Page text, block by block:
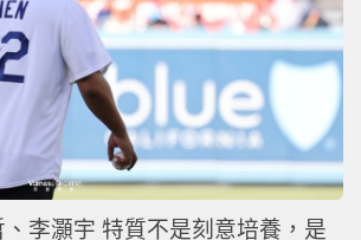
、李灝宇 特質不是刻意培養，是